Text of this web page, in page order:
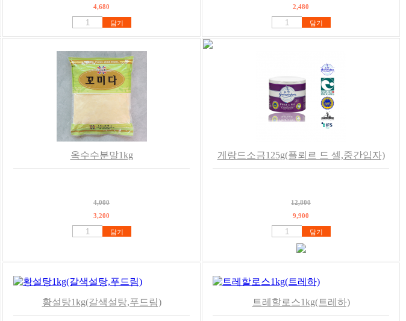
4,680
담기
2,480
담기
옥수수분말1kg
4,000
3,200
담기
게랑드소금125g(플뢰르 드 셀,중간입자)
12,800
9,900
담기
황설탕1kg(갈색설탕,푸드림) 트레할로스1kg(트레하)